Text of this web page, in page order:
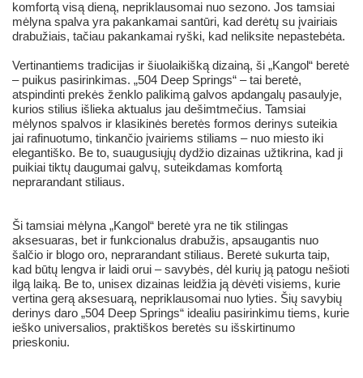
komfortą visą dieną, nepriklausomai nuo sezono. Jos tamsiai
mėlyna spalva yra pakankamai santūri, kad derėtų su įvairiais
drabužiais, tačiau pakankamai ryški, kad neliksite nepastebėta.
Vertinantiems tradicijas ir šiuolaikišką dizainą, ši „Kangol“ beretė
– puikus pasirinkimas. „504 Deep Springs“ – tai beretė,
atspindinti prekės ženklo palikimą galvos apdangalų pasaulyje,
kurios stilius išlieka aktualus jau dešimtmečius. Tamsiai
mėlynos spalvos ir klasikinės beretės formos derinys suteikia
jai rafinuotumo, tinkančio įvairiems stiliams – nuo miesto iki
elegantiško. Be to, suaugusiųjų dydžio dizainas užtikrina, kad ji
puikiai tiktų daugumai galvų, suteikdamas komfortą
neprarandant stiliaus.
Ši tamsiai mėlyna „Kangol“ beretė yra ne tik stilingas
aksesuaras, bet ir funkcionalus drabužis, apsaugantis nuo
šalčio ir blogo oro, neprarandant stiliaus. Beretė sukurta taip,
kad būtų lengva ir laidi orui – savybės, dėl kurių ją patogu nešioti
ilgą laiką. Be to, unisex dizainas leidžia ją dėvėti visiems, kurie
vertina gerą aksesuarą, nepriklausomai nuo lyties. Šių savybių
derinys daro „504 Deep Springs“ idealiu pasirinkimu tiems, kurie
ieško universalios, praktiškos beretės su išskirtinumo
prieskoniu.